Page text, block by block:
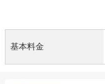
基本料金